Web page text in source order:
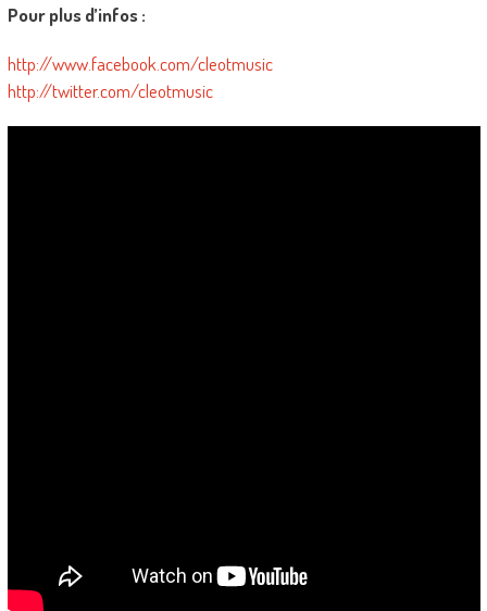
Pour plus d’infos :
http://www.facebook.com/cleotmusic
http://twitter.com/cleotmusic